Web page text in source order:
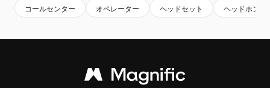
コールセンター オペレーター ヘッドセット ヘッドホン